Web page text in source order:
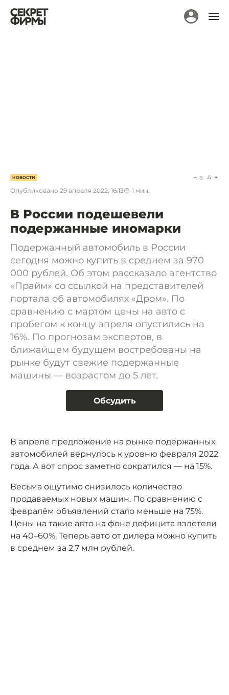
НОВОСТИ
Опубликовано 29 апреля 2022, 16:13 1 мин.
a A
В России подешевели
подержанные иномарки
Подержанный автомобиль в России
сегодня можно купить в среднем за 970
000 рублей. Об этом рассказало агентство
«Прайм» со ссылкой на представителей
портала об автомобилях «Дром». По
сравнению с мартом цены на авто с
пробегом к концу апреля опустились на
16%. По прогнозам экспертов, в
ближайшем будущем востребованы на
рынке будут свежие подержанные
машины — возрастом до 5 лет.
Обсудить
В апреле предложение на рынке подержанных
автомобилей вернулось к уровню февраля 2022
года. А вот спрос заметно сократился — на 15%.
Весьма ощутимо снизилось количество
продаваемых новых машин. По сравнению с
февралём объявлений стало меньше на 75%.
Цены на такие авто на фоне дефицита взлетели
на 40–60%. Теперь авто от дилера можно купить
в среднем за 2,7 млн рублей.